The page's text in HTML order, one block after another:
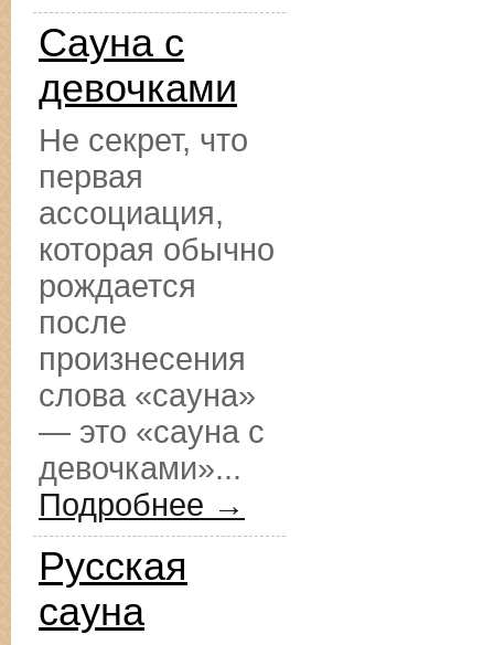
Сауна с
девочками
Не секрет, что
первая
ассоциация,
которая обычно
рождается
после
произнесения
слова «сауна»
— это «сауна с
девочками»...
Подробнее →
Русская
сауна